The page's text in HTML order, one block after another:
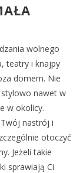
wolnego
teatry i knajpy
domem. Nie
nawet w
w okolicy.
nastrój i
otoczyć
Jeżeli takie
sprawiają Ci